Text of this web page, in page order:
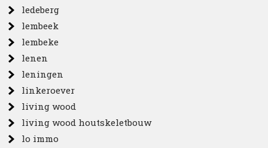
ledeberg
lembeek
lembeke
lenen
leningen
linkeroever
living wood
living wood houtskeletbouw
lo immo